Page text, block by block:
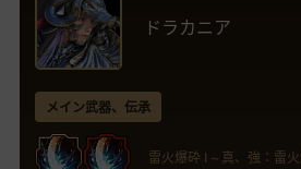
ドラカニア
メイン武器、伝承
雷火爆砕 I～真、強：雷